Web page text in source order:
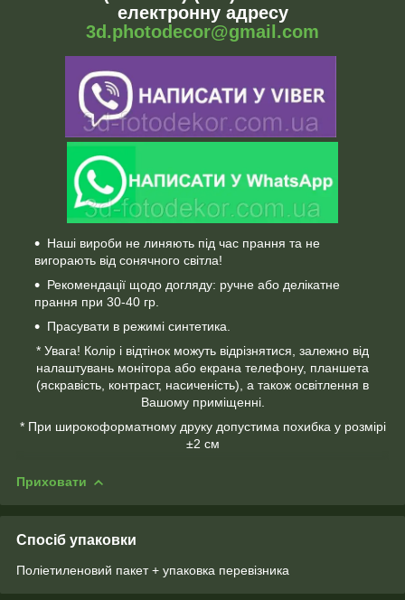
електронну адресу
3d.photodecor@gmail.com
Наші вироби не линяють під час прання та не
вигорають від сонячного світла!
Рекомендації щодо догляду: ручне або делікатне
прання при 30-40 гр.
Прасувати в режимі синтетика.
* Увага! Колір і відтінок можуть відрізнятися, залежно від
налаштувань монітора або екрана телефону, планшета
(яскравість, контраст, насиченість), а також освітлення в
Вашому приміщенні.
* При широкоформатному друку допустима похибка у розмірі
±2 см
Приховати
Спосіб упаковки
Поліетиленовий пакет + упаковка перевізника